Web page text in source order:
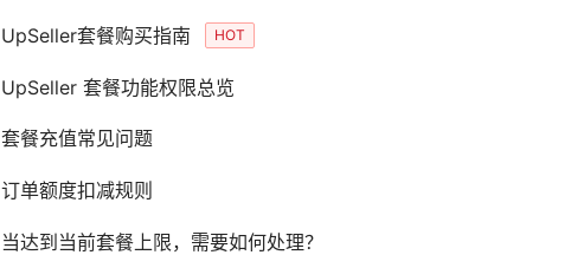
UpSeller套餐购买指南 HOT
UpSeller 套餐功能权限总览
套餐充值常见问题
订单额度扣减规则
当达到当前套餐上限，需要如何处理？